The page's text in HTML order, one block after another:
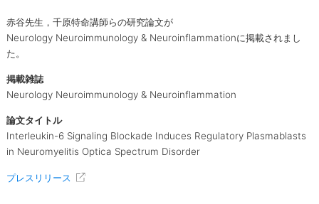
赤谷先生，千原特命講師らの研究論文が
Neurology Neuroimmunology & Neuroinflammationに掲載されまし
た。
掲載雑誌
Neurology Neuroimmunology & Neuroinflammation
論文タイトル
Interleukin-6 Signaling Blockade Induces Regulatory Plasmablasts
in Neuromyelitis Optica Spectrum Disorder
プレスリリース